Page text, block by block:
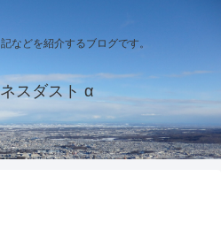
などを紹介するブログです。
スダスト α